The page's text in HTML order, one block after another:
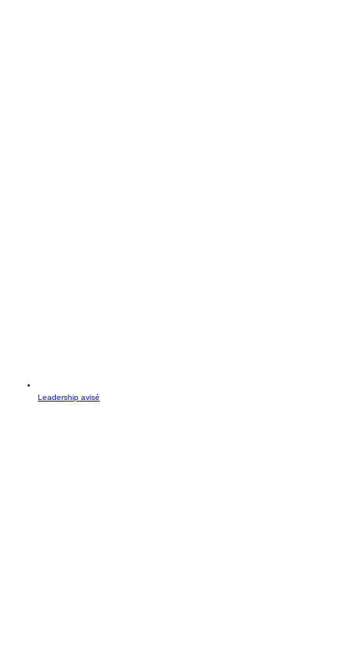
Leadership avisé